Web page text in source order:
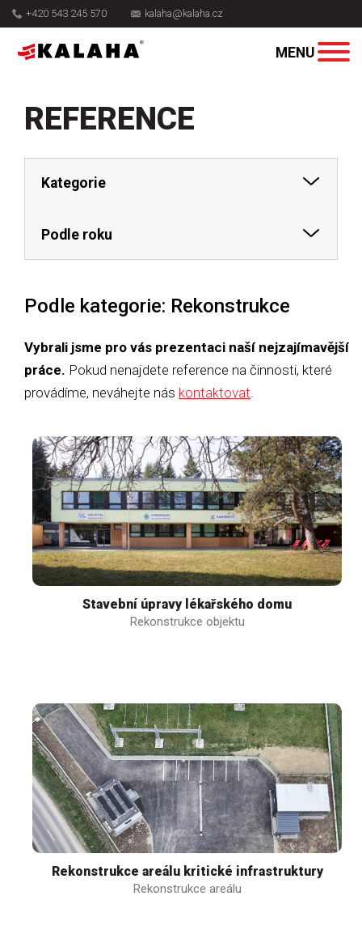
+420 543 245 570 kalaha@kalaha.cz
REFERENCE
Kategorie
Podle roku
Podle kategorie: Rekonstrukce
Vybrali jsme pro vás prezentaci naší nejzajímavější
práce. Pokud nenajdete reference na činnosti, které
provádíme, neváhejte nás kontaktovat
Stavební úpravy lékařského domu
Rekonstrukce objektu
Rekonstrukce areálu kritické infrastruktury
Rekonstrukce areálu